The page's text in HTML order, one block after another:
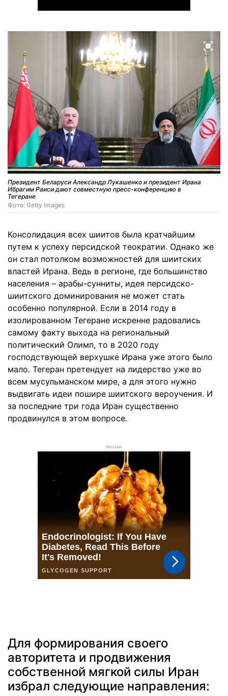
Президент Беларуси Александр Лукашенко и президент Ирана
Ибрагим Раиси дают совместную пресс-конференцию в
Тегеране
Фото: Getty Images
Консолидация всех шиитов была кратчайшим
путем к успеху персидской теократии. Однако же
он стал потолком возможностей для шиитских
властей Ирана. Ведь в регионе, где большинство
населения – арабы-сунниты, идея персидско-
шиитского доминирования не может стать
особенно популярной. Если в 2014 году в
изолированном Тегеране искренне радовались
самому факту выхода на региональный
политический Олимп, то в 2020 году
господствующей верхушке Ирана уже этого было
мало. Тегеран претендует на лидерство уже во
всем мусульманском мире, а для этого нужно
выдвигать идеи пошире шиитского вероучения. И
за последние три года Иран существенно
продвинулся в этом вопросе.
РЕКЛАМА
Для формирования своего
авторитета и продвижения
собственной мягкой силы Иран
избрал следующие направления: